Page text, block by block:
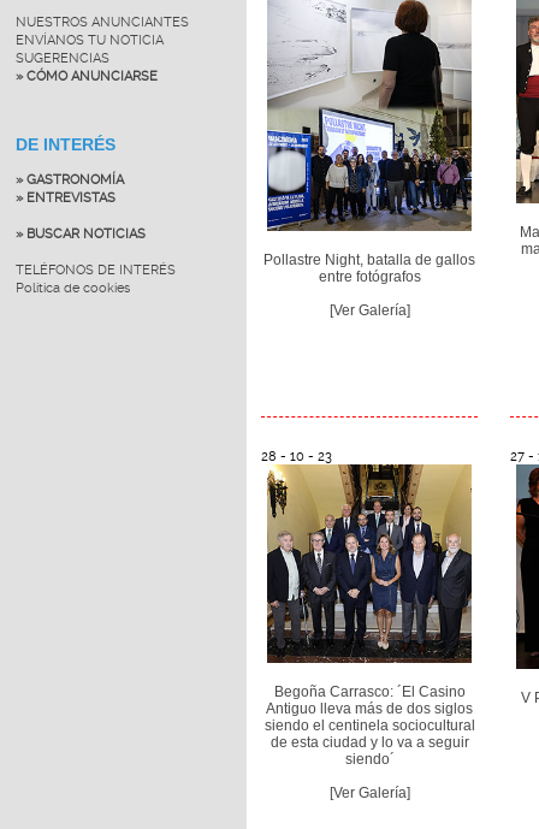
NUESTROS ANUNCIANTES
ENVÍANOS TU NOTICIA
SUGERENCIAS
» CÓMO ANUNCIARSE
DE INTERÉS
» GASTRONOMÍA
» ENTREVISTAS
» BUSCAR NOTICIAS
TELÉFONOS DE INTERÉS
Política de cookies
Pollastre Night, batalla de gallos
entre fotógrafos
[Ver Galería]
28 - 10 - 23
Begoña Carrasco: ´El Casino
Antiguo lleva más de dos siglos
siendo el centinela sociocultural
de esta ciudad y lo va a seguir
siendo´
[Ver Galería]
27 -
V